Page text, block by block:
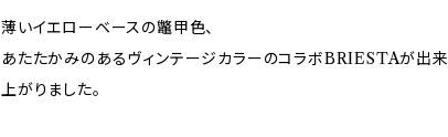
薄いイエローベースの鼈甲色、
あたたかみのあるヴィンテージカラーのコラボBRIESTAが出来
上がりました。